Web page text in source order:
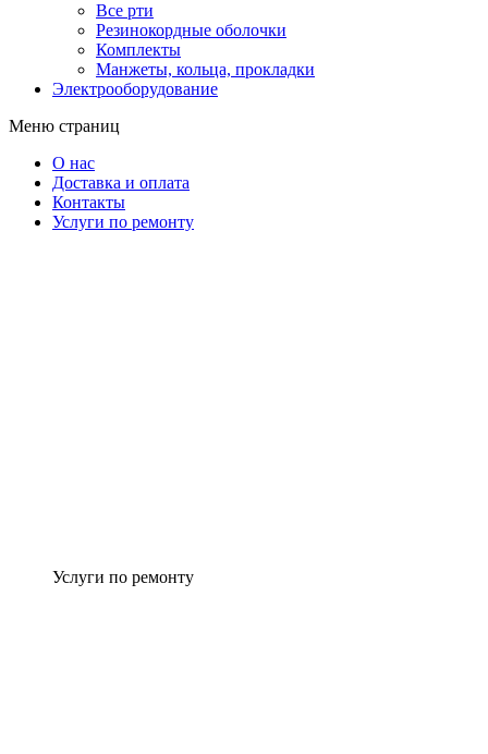
Все рти
Резинокордные оболочки
Комплекты
Манжеты, кольца, прокладки
Электрооборудование
Меню страниц
О нас
Доставка и оплата
Контакты
Услуги по ремонту
Услуги по ремонту